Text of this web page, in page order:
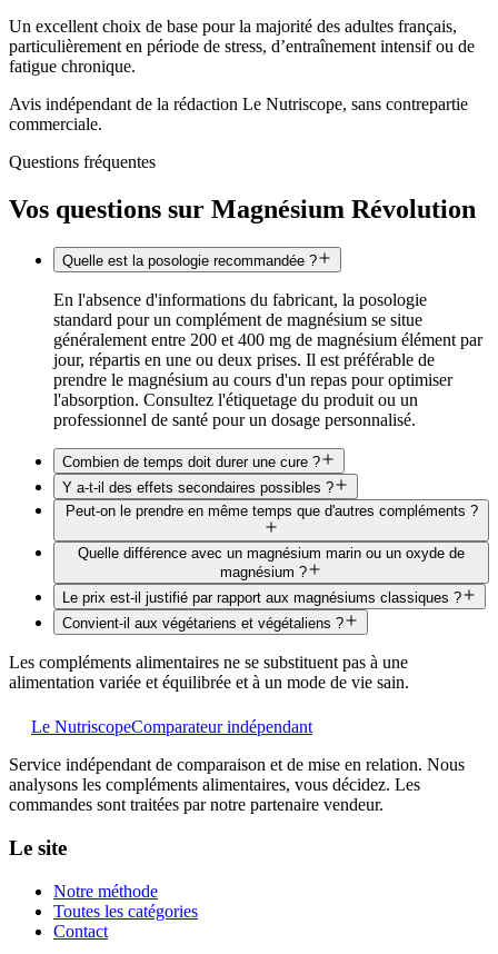
Un excellent choix de base pour la majorité des adultes français,
particulièrement en période de stress, d’entraînement intensif ou de
fatigue chronique.
Avis indépendant de la rédaction Le Nutriscope, sans contrepartie
commerciale.
Questions fréquentes
Vos questions sur Magnésium Révolution
Quelle est la posologie recommandée ?
En l'absence d'informations du fabricant, la posologie
standard pour un complément de magnésium se situe
généralement entre 200 et 400 mg de magnésium élément par
jour, répartis en une ou deux prises. Il est préférable de
prendre le magnésium au cours d'un repas pour optimiser
l'absorption. Consultez l'étiquetage du produit ou un
professionnel de santé pour un dosage personnalisé.
Combien de temps doit durer une cure ?
Y a-t-il des effets secondaires possibles ?
Peut-on le prendre en même temps que d'autres compléments ?
Quelle différence avec un magnésium marin ou un oxyde de
magnésium ?
Le prix est-il justifié par rapport aux magnésiums classiques ?
Convient-il aux végétariens et végétaliens ?
Les compléments alimentaires ne se substituent pas à une
alimentation variée et équilibrée et à un mode de vie sain.
Le NutriscopeComparateur indépendant
Service indépendant de comparaison et de mise en relation. Nous
analysons les compléments alimentaires, vous décidez. Les
commandes sont traitées par notre partenaire vendeur.
Le site
Notre méthode
Toutes les catégories
Contact